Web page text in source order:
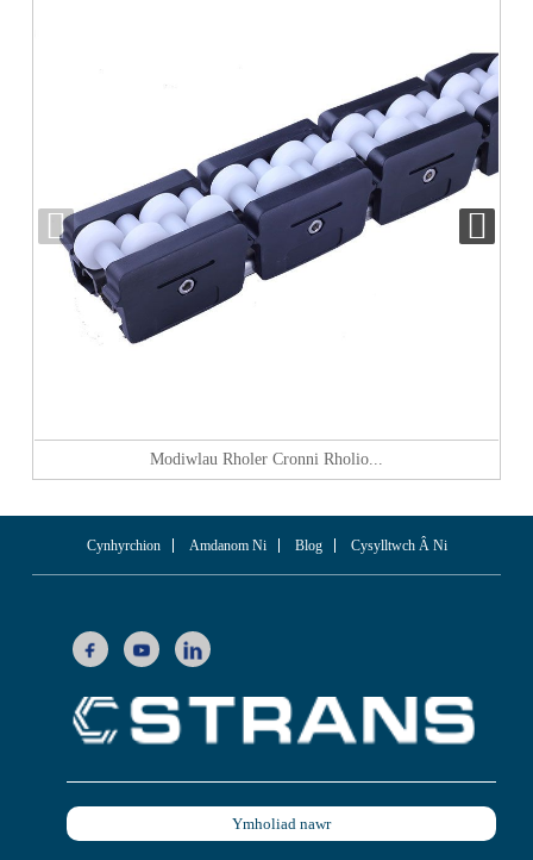
Modiwlau Rholer Cronni Rholio...
Cynhyrchion Amdanom Ni Blog Cysylltwch Â Ni
Ymholiad nawr